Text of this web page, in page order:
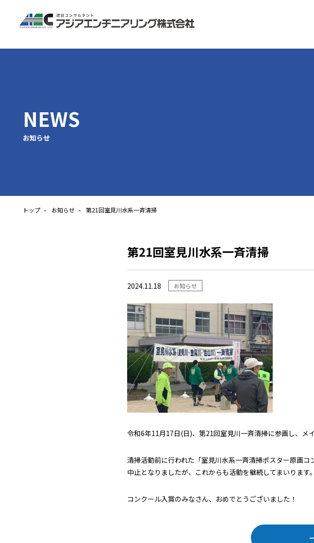
NEWS
お知らせ
トップ お知らせ 第21回室見川水系一斉清掃
第21回室見川水系一斉清掃
2024.11.18 お知らせ
令和6年11月17日(日)、第21回室見川一斉清掃に参画し、メ
清掃活動前に行われた「室見川水系一斉清掃ポスター原画
中止となりましたが、これからも活動を継続してまいります。
コンクール入賞のみなさん、おめでとうございました！